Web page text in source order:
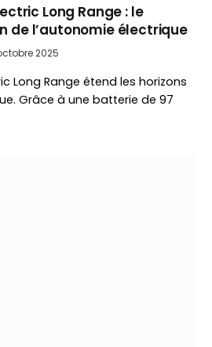
Long Range : le
de l’autonomie électrique
2025
Long Range étend les horizons
Grâce à une batterie de 97